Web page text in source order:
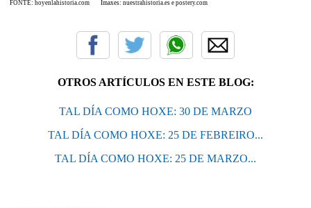
FONTE: hoyenlahistoria.com Imaxes: nuestrahistoria.es e postery.com
OTROS ARTÍCULOS EN ESTE BLOG:
TAL DÍA COMO HOXE: 30 DE MARZO
TAL DÍA COMO HOXE: 25 DE FEBREIRO...
TAL DÍA COMO HOXE: 25 DE MARZO...